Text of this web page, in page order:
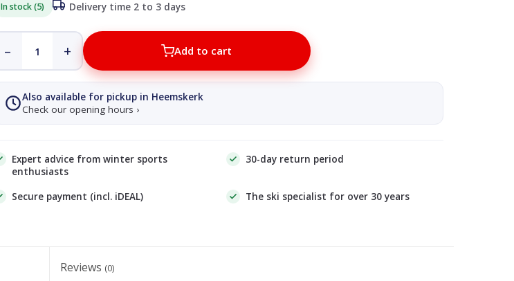
In stock (5) Delivery time 2 to 3 days
– + Add to cart
Also available for pickup in Heemskerk
Check our opening hours ›
Expert advice from winter sports
enthusiasts
30-day return period
Secure payment (incl. iDEAL) The ski specialist for over 30 years
Reviews (0)